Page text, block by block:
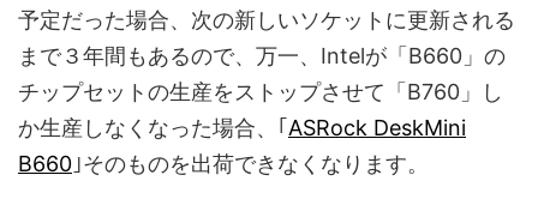
予定だった場合、次の新しいソケットに更新される
まで３年間もあるので、万一、Intelが「B660」の
チップセットの生産をストップさせて「B760」し
か生産しなくなった場合、｢ ASRock DeskMini
B660 ｣そのものを出荷できなくなります。